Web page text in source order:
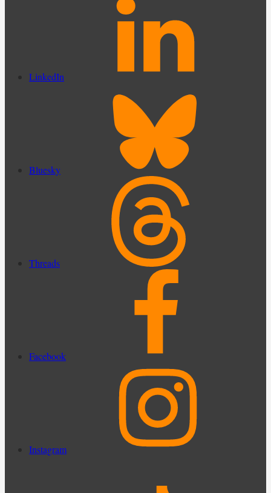
LinkedIn
Bluesky
Threads
Facebook
Instagram